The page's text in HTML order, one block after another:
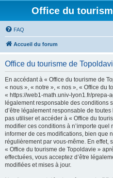
Office du
FAQ
Accueil du forum
Office du tourisme de
En accédant à « Office du tourisme de
« nous », « notre », « nos », « Office du
« https://web1-math.univ-lyon1.fr/prepa-
légalement responsable des conditions
d’être légalement responsable de
pas utiliser et accéder à « Office du
modifier ces conditions à n’importe
informer de ces modifications, bien que
régulièrement par vous-même. En effet,
« Office du tourisme de Topoldavie »
effectuées, vous acceptez d’être
modifiées et mises à jour.